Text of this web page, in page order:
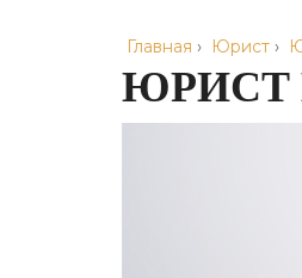
Главная › Юрист ›
ЮРИСТ